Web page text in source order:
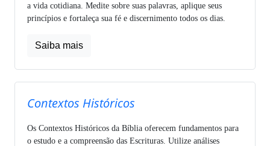
a vida cotidiana. Medite sobre suas palavras, aplique seus
princípios e fortaleça sua fé e discernimento todos os dias.
Saiba mais
Contextos Históricos
Os Contextos Históricos da Bíblia oferecem fundamentos para
o estudo e a compreensão das Escrituras. Utilize análises